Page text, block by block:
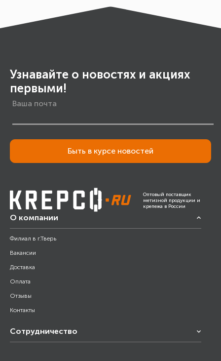
Узнавайте о новостях и акциях
первыми!
Быть в курсе новостей
Оптовый поставщик
метизной продукции и
крепежа в России
О компании
Филиал в г.Тверь
Вакансии
Доставка
Оплата
Отзывы
Контакты
Сотрудничество